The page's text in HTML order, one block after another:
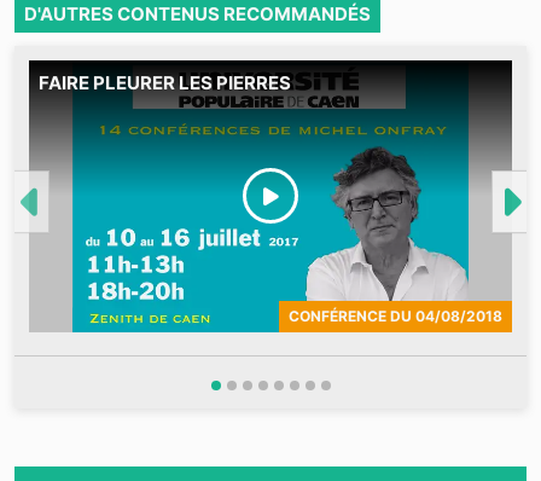
D'AUTRES CONTENUS RECOMMANDÉS
FAIRE PLEURER LES PIERRES
CONFÉRENCE DU 04/08/2018